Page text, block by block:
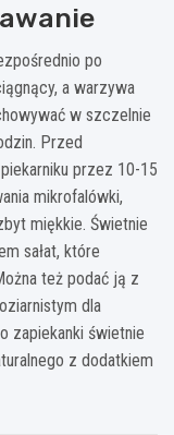
po
a warzywa
w szczelnie
Przed
przez 10-15
mikrofalówki,
miękkie. Świetnie
sałat, które
też podać ją z
dla
zapiekanki świetnie
z dodatkiem